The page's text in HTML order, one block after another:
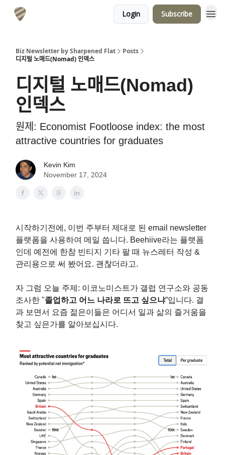
Login Subscribe
Biz Newsletter by Sharpened Flat
Posts
디지털 노매드(Nomad) 인덱스
디지털 노매드(Nomad)
인덱스
원제: Economist Footloose index: the most
attractive countries for graduates
Kevin Kim
November 17, 2024
시작하기전에, 이번 주부터 제대로 된 email newsletter
플랫폼을 사용하여 메일 씁니다. Beehiive라는 플랫폼
인데 예전에 한참 빈티지 기타 팔 때 뉴스레터 작성 &
관리용으로 써 봤어요. 괜찮더라고.
자 그럼 오늘 주제: 이코노미스트가 갤럽 연구소와 공동
조사한 "졸업하고 어느 나라로 뜨고 싶으냐”입니다. 결
과 보면서 요즘 젊은이들은 어디서 일과 삶의 즐거움을
찾고 싶은가를 알아보십시다.